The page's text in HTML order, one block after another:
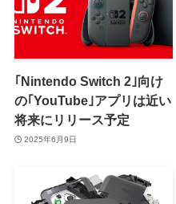
｢Nintendo Switch 2｣向け
の｢YouTube｣アプリは近い
将来にリリース予定
2025年6月9日